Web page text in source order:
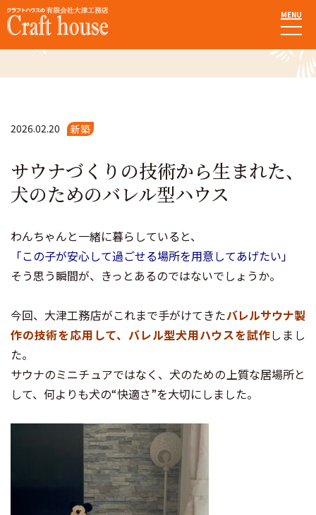
MENU
2026.02.20 新築
サウナづくりの技術から生まれた、
犬のためのバレル型ハウス
わんちゃんと一緒に暮らしていると、
「この子が安心して過ごせる場所を用意してあげたい」
そう思う瞬間が、きっとあるのではないでしょうか。
今回、大津工務店がこれまで手がけてきたバレルサウナ製
作の技術を応用して、バレル型犬用ハウスを試作しまし
た。
サウナのミニチュアではなく、犬のための上質な居場所と
して、何よりも犬の“快適さ”を大切にしました。